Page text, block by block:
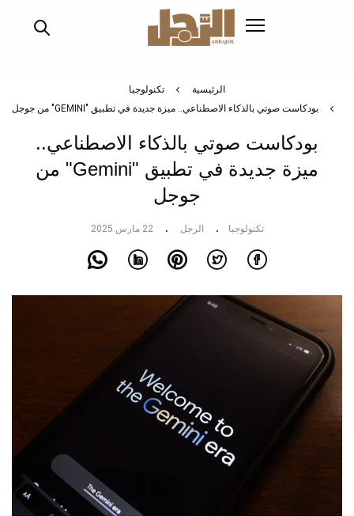
الرئيسية
تكنولوجيا
بودكاست صوتي بالذكاء الاصطناعي.. ميزة جديدة في تطبيق "GEMINI" من جوجل
بودكاست صوتي بالذكاء الاصطناعي..
ميزة جديدة في تطبيق "Gemini" من
جوجل
تكنولوجيا الرجل 22 مارس 2025